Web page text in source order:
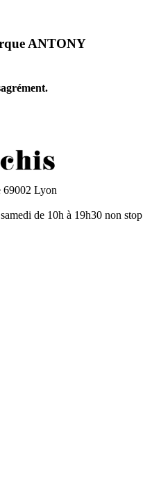
ANTONY
69002 Lyon
de 10h à 19h30 non stop